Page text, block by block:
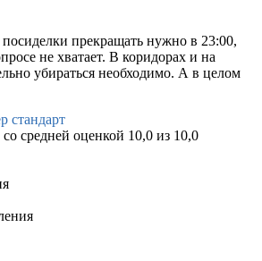
прекращать нужно в 23:00,
не хватает. В коридорах и на
убираться необходимо. А в целом
стандарт
средней оценкой 10,0 из 10,0